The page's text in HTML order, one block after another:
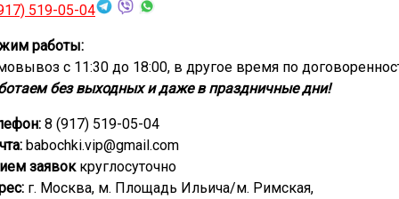
519-05-04
работы:
с 11:30 до 18:00, в другое время по
без выходных и даже в праздничные дни!
8 (917) 519-05-04
babochki.vip@gmail.com
заявоккруглосуточно
г. Москва, м. Площадь Ильича/м. Римская,